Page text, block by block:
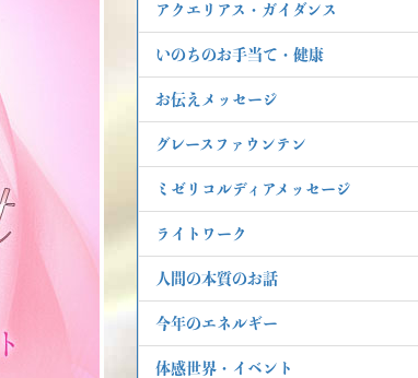
アクエリアス・ガイダンス
いのちのお手当て・健康
お伝えメッセージ
グレースファウンテン
ミゼリコルディアメッセージ
ライトワーク
人間の本質のお話
今年のエネルギー
体感世界・イベント